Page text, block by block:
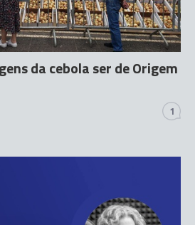
da cebola ser de Origem
1